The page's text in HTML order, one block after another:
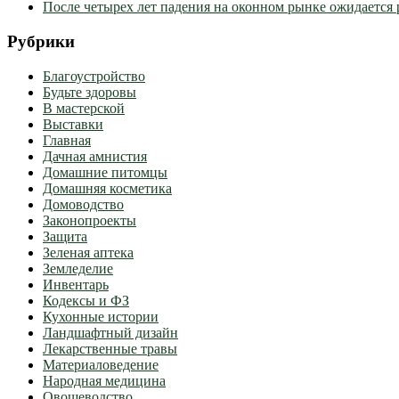
После четырех лет падения на оконном рынке ожидается
Рубрики
Благоустройство
Будьте здоровы
В мастерской
Выставки
Главная
Дачная амнистия
Домашние питомцы
Домашняя косметика
Домоводство
Законопроекты
Защита
Зеленая аптека
Земледелие
Инвентарь
Кодексы и ФЗ
Кухонные истории
Ландшафтный дизайн
Лекарственные травы
Материаловедение
Народная медицина